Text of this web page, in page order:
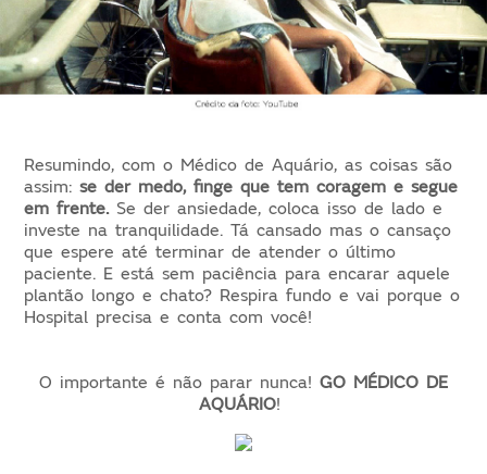
Resumindo, com o Médico de Aquário, as coisas são
assim:se der medo, finge que tem coragem e segue
em frente.Se der ansiedade, coloca isso de lado e
investe na tranquilidade. Tá cansado mas o cansaço
que espere até terminar de atender o último
paciente. E está sem paciência para encarar aquele
plantão longo e chato? Respira fundo e vai porque o
Hospital precisa e conta com você!
O importante é não parar nunca! GO MÉDICO DE
AQUÁRIO!